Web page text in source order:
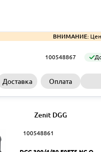
ВНИМАНИЕ:
100548867
Доставка Оплата
Zenit DGG
100548861